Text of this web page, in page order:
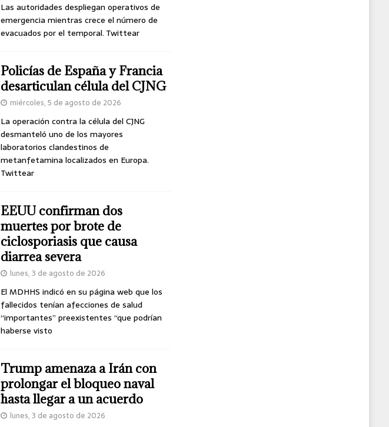
Las autoridades despliegan operativos de
emergencia mientras crece el número de
evacuados por el temporal. Twittear
Policías de España y Francia
desarticulan célula del CJNG
miércoles, 5 de agosto de 2026
La operación contra la célula del CJNG
desmanteló uno de los mayores
laboratorios clandestinos de
metanfetamina localizados en Europa.
Twittear
EEUU confirman dos
muertes por brote de
ciclosporiasis que causa
diarrea severa
lunes, 3 de agosto de 2026
El MDHHS indicó en su página web que los
fallecidos tenían afecciones de salud
“importantes” preexistentes “que podrían
haberse visto
Trump amenaza a Irán con
prolongar el bloqueo naval
hasta llegar a un acuerdo
lunes, 3 de agosto de 2026